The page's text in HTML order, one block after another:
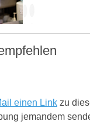
einen Link zu
jemandem